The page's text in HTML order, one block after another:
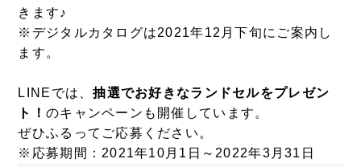
きます♪
※デジタルカタログは2021年12月下旬にご案内し
ます。
LINEでは、抽選でお好きなランドセルをプレゼン
ト！ のキャンペーンも開催しています。
ぜひふるってご応募ください。
※応募期間：2021年10月1日～2022年3月31日